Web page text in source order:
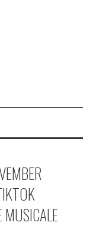
MUSICALE